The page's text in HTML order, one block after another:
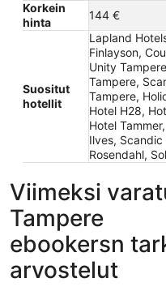
Korkein
hinta
144 €
Suositut
hotellit
Lapland
Finlayson,
Unity
Tampere,
Tampere,
Hotel H28,
Hotel
Ilves,
Rosendahl,
Viimeksi
Tampere
ebookersn
arvostelut